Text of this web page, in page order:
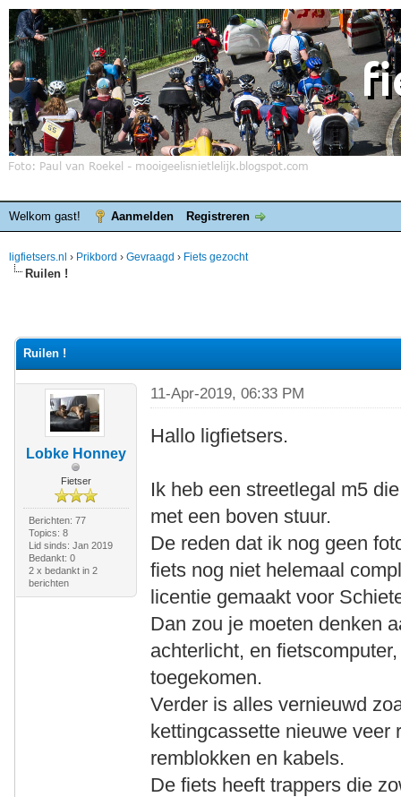
Welkom gast! Aanmelden Registreren
ligfietsers.nl › Prikbord › Gevraagd › Fiets gezocht
Ruilen !
Ruilen !
Lobke Honney
Fietser
Berichten: 77
Topics: 8
Lid sinds: Jan 2019
Bedankt: 0
2 x bedankt in 2
berichten
11-Apr-2019, 06:33 PM
Hallo ligfietsers.
Ik heb een streetlegal m5
met een boven stuur.
De reden dat ik nog geen
fiets nog niet helemaal
licentie gemaakt voor
Dan zou je moeten denken
achterlicht, en
toegekomen.
Verder is alles vernieuwd
kettingcassette nieuwe veer
remblokken en kabels.
De fiets heeft trappers die